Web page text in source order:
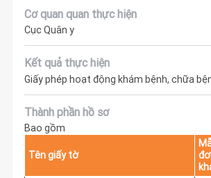
Cơ quan quan thực hiện
Cục Quân y
Kết quả thực hiện
Giấy phép hoạt động khám bệnh, chữa
Thành phần hồ sơ
Bao gồm
Tên giấy tờ